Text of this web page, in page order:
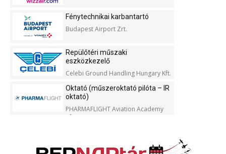
Fénytechnikai karbantartó
Budapest Airport Zrt.
Repülőtéri műszaki
eszközkezelő
Celebi Ground Handling Hungary Kft.
Oktató (műszeroktató pilóta – IR
oktató)
PHARMAFLIGHT Aviation Academy
Kft.